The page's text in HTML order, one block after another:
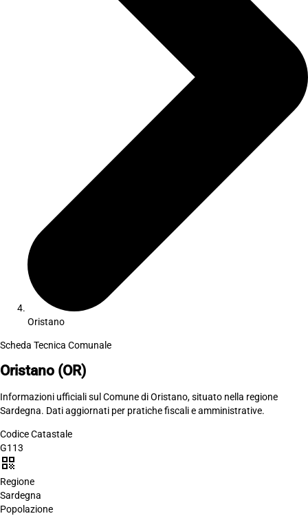
Oristano
Scheda Tecnica Comunale
Oristano (OR)
Informazioni ufficiali sul Comune di Oristano, situato nella regione
Sardegna. Dati aggiornati per pratiche fiscali e amministrative.
Codice Catastale
G113
qr_code
Regione
Sardegna
Popolazione